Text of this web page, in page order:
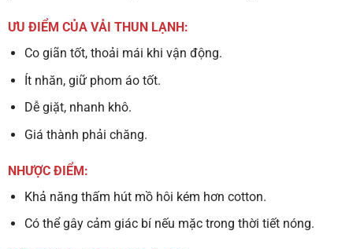
ƯU ĐIỂM CỦA VẢI THUN LẠNH:
Co giãn tốt, thoải mái khi vận động.
Ít nhăn, giữ phom áo tốt.
Dễ giặt, nhanh khô.
Giá thành phải chăng.
NHƯỢC ĐIỂM:
Khả năng thấm hút mồ hôi kém hơn cotton.
Có thể gây cảm giác bí nếu mặc trong thời tiết nóng.